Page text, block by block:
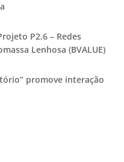
P2.6 – Redes
Lenhosa (BVALUE)
promove interação